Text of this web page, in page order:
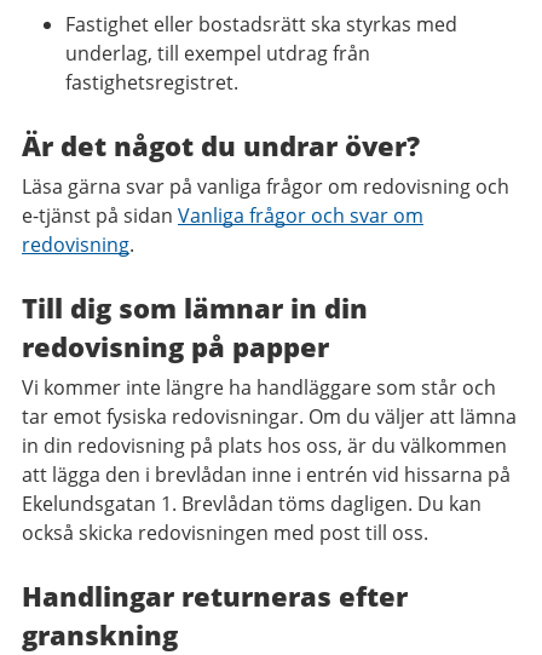
Fastighet eller bostadsrätt ska styrkas med
underlag, till exempel utdrag från
fastighetsregistret. ​
Är det något du undrar över?
Läsa gärna svar på vanliga frågor om redovisning och
e-tjänst på sidan Vanliga frågor och svar om
redovisning.
Till dig som lämnar in din
redovisning på papper​
Vi kommer inte längre ha handläggare som står och
tar emot fysiska redovisningar. Om du väljer att lämna
in din redovisning på plats hos oss, är du välkommen
att lägga den i brevlådan inne i entrén vid hissarna på
Ekelundsgatan 1. Brevlådan töms dagligen. Du kan
också skicka redovisningen med post till oss.
Handlingar returneras efter
granskning​